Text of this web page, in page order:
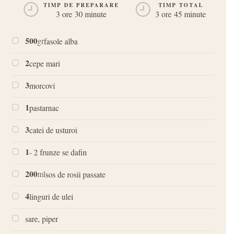
TIMP DE PREPARARE
3 ore 30 minute
TIMP TOTAL
3 ore 45 minute
500grfasole alba
2cepe mari
3morcovi
1pastarnac
3catei de usturoi
1- 2 frunze se dafin
200mlsos de rosii passate
4linguri de ulei
sare, piper